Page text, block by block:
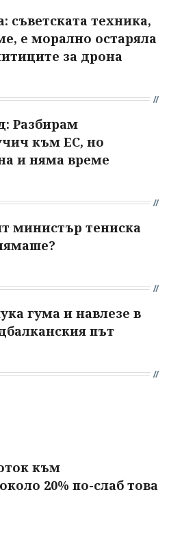
съветската техника,
е морално остаряла
за дрона
Разбирам
към ЕС, но
и няма време
министър тениска
гума и навлезе в
път
към
20% по-слаб това